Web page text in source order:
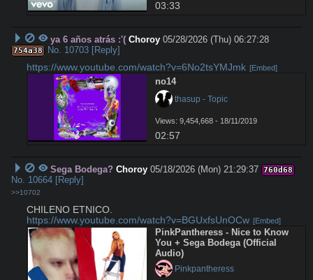
03:33
ya 6 años atrás :'( Choroy 05/28/2026 (Thu) 06:27:28
754a38 No. 10703 [Reply]
https://www.youtube.com/watch?v=6No2tsYMJmk [Embed]
no14
thasup - Topic
Views: 9,454,668 - 18/11/2019
02:57
Sega Bodega? Choroy 05/18/2026 (Mon) 21:29:37 760d68
No. 10664 [Reply]
>>10702
https://www.youtube.com/watch?v=BGUxfsUnOCw [Embed]
PinkPantheress - Nice to Know
You + Sega Bodega (Official
Audio)
Pinkpantheress